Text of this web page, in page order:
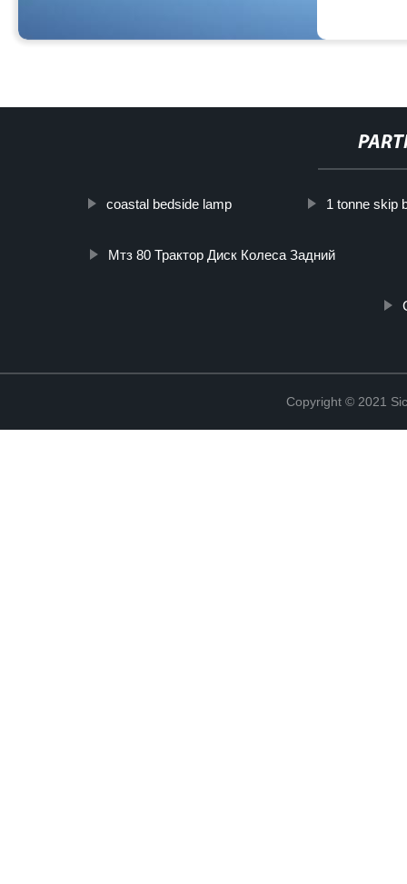
coastal bedside lamp 1 tonne skip
Мтз 80 Трактор Диск Колеса Задний
Copyright © 2021